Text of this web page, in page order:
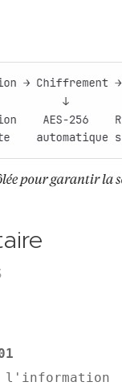
l'information